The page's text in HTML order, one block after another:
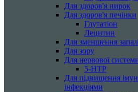
Для здоров'я нирок
Для здоров'я печінки
Глутатіон
Лецитин
Для зменшення
Для зору
Для нервової
5-HTP
Для підвищення
інфекціями